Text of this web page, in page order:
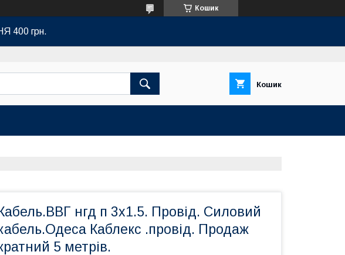
Кошик
400 грн.
Кошик
нгд п 3х1.5. Провід. Силовий
Каблекс .провід. Продаж
5 метрів.